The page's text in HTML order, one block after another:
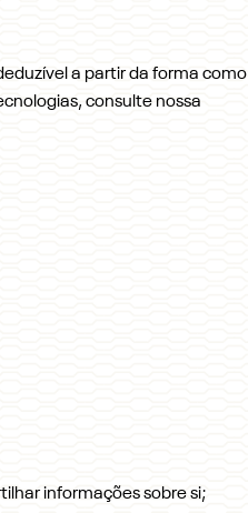
a partir da forma como
consulte nossa
informações sobre si;